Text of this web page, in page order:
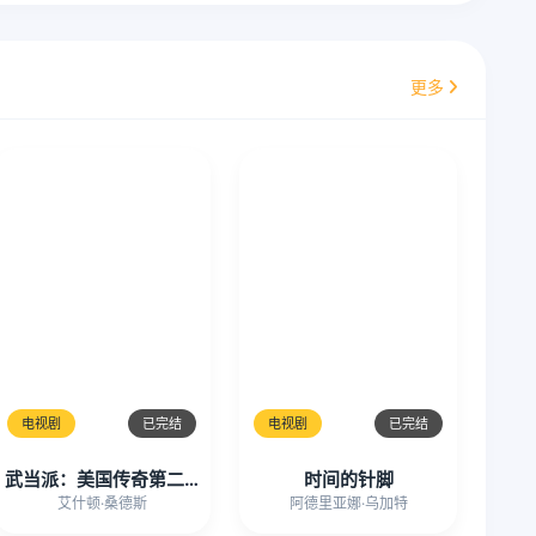
更多
电视剧 已完结
武当派：美国传奇第二季
艾什顿·桑德斯
电视剧 已完结
时间的针脚
阿德里亚娜·乌加特